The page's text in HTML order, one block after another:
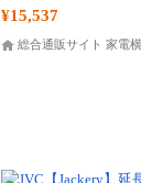
¥15,537
総合通販サイト 家電